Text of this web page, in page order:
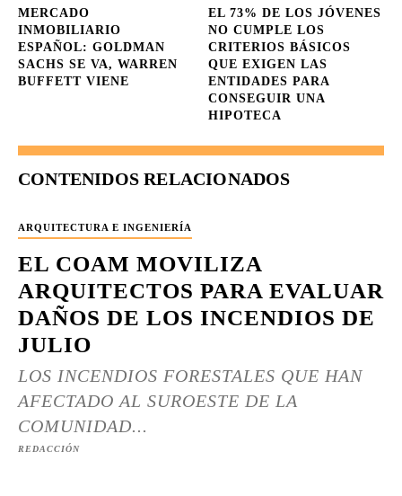
MERCADO
INMOBILIARIO
ESPAÑOL: GOLDMAN
SACHS SE VA, WARREN
BUFFETT VIENE
EL 73% DE LOS JÓVENES
NO CUMPLE LOS
CRITERIOS BÁSICOS
QUE EXIGEN LAS
ENTIDADES PARA
CONSEGUIR UNA
HIPOTECA
CONTENIDOS RELACIONADOS
ARQUITECTURA E INGENIERÍA
EL COAM MOVILIZA
ARQUITECTOS PARA EVALUAR
DAÑOS DE LOS INCENDIOS DE
JULIO
LOS INCENDIOS FORESTALES QUE HAN
AFECTADO AL SUROESTE DE LA
COMUNIDAD...
REDACCIÓN